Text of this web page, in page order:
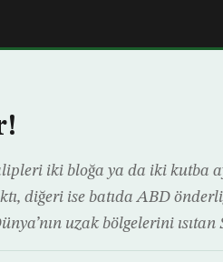
iki bloğa ya da iki kutba
diğeri ise batıda ABD
uzak bölgelerini ısıtan